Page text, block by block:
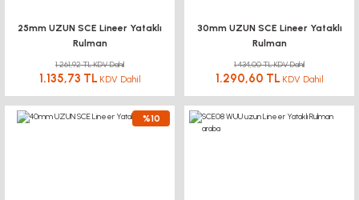
25mm UZUN SCE Lineer Yataklı
Rulman
1.261,92 TL KDV Dahil
1.135,73 TL KDV Dahil
30mm UZUN SCE Lineer Yataklı
Rulman
1.434,00 TL KDV Dahil
1.290,60 TL KDV Dahil
%10